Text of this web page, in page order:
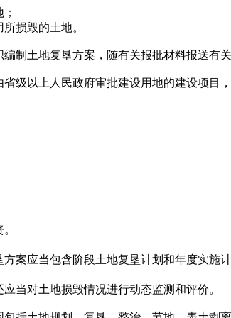
损毁的土地。
制土地复垦方案，随有关报批材料报送有
省级以上人民政府审批建设用地的建设项目
案应当包含阶段土地复垦计划和年度实施计
当对土地损毁情况进行动态监测和评价。